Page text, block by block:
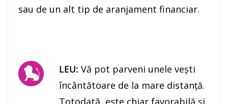
sau de un alt tip de aranjament financiar.
LEU: Vă pot parveni unele veşti
încântătoare de la mare distanţă.